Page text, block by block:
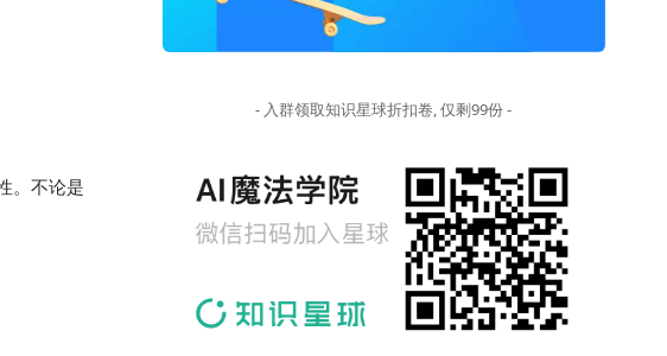
。不论是
- 入群领取知识星球折扣卷, 仅剩99份 -